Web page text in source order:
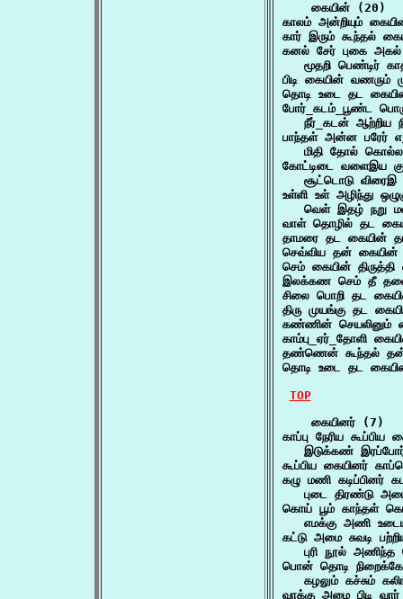
    கையின் (20)
காலம் அன்றியும்
கார் இரும் கூந்தல்
கனல் சேர் புகை அகல்
மூதறி பெண்டிர்
பிடி கையின் வணரும்
தொடி உடை தட
போர்_கடம்_பூண்ட
நீர்_கடன் ஆற்றிய
பாந்தள் அன்ன பரேர்
மிதி தோல்
கோட்டிடை வளைஇய
சூட்டொடு விரைஇ
உள்ளி உள் அழிந்து
வெள் இதழ் நறு
வாள் தொழில் தட
தாமரை தட கையின்
செவ்விய தன்
செம் கையின்
இலக்கண செம் தீ
சிலை பொறி தட
திரு முயங்கு தட
கண்ணின் செயலினும்
காம்பு_ஏர்_தோளி
தண்ணென் கூந்தல்
தொடி உடை தட
TOP
    கையினர் (7)
காப்பு நேரிய கூப்பிய
இடுக்கண்
கூப்பிய கையினர்
கழு மணி கடிப்பினர்
புடை திரண்டு
கொய் பூம் காந்தள்
எமக்கு அணி
கட்டு அமை சுவடி
புரி நூல்
பொன் தொடி
கழலும் கச்சும்
வாக்கு அமை பிடி